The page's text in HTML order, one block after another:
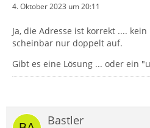
4. Oktober 2023 um 20:11
Ja, die Adresse ist korrekt ....
scheinbar nur doppelt auf.
Gibt es eine Lösung ... oder ein
Bastler